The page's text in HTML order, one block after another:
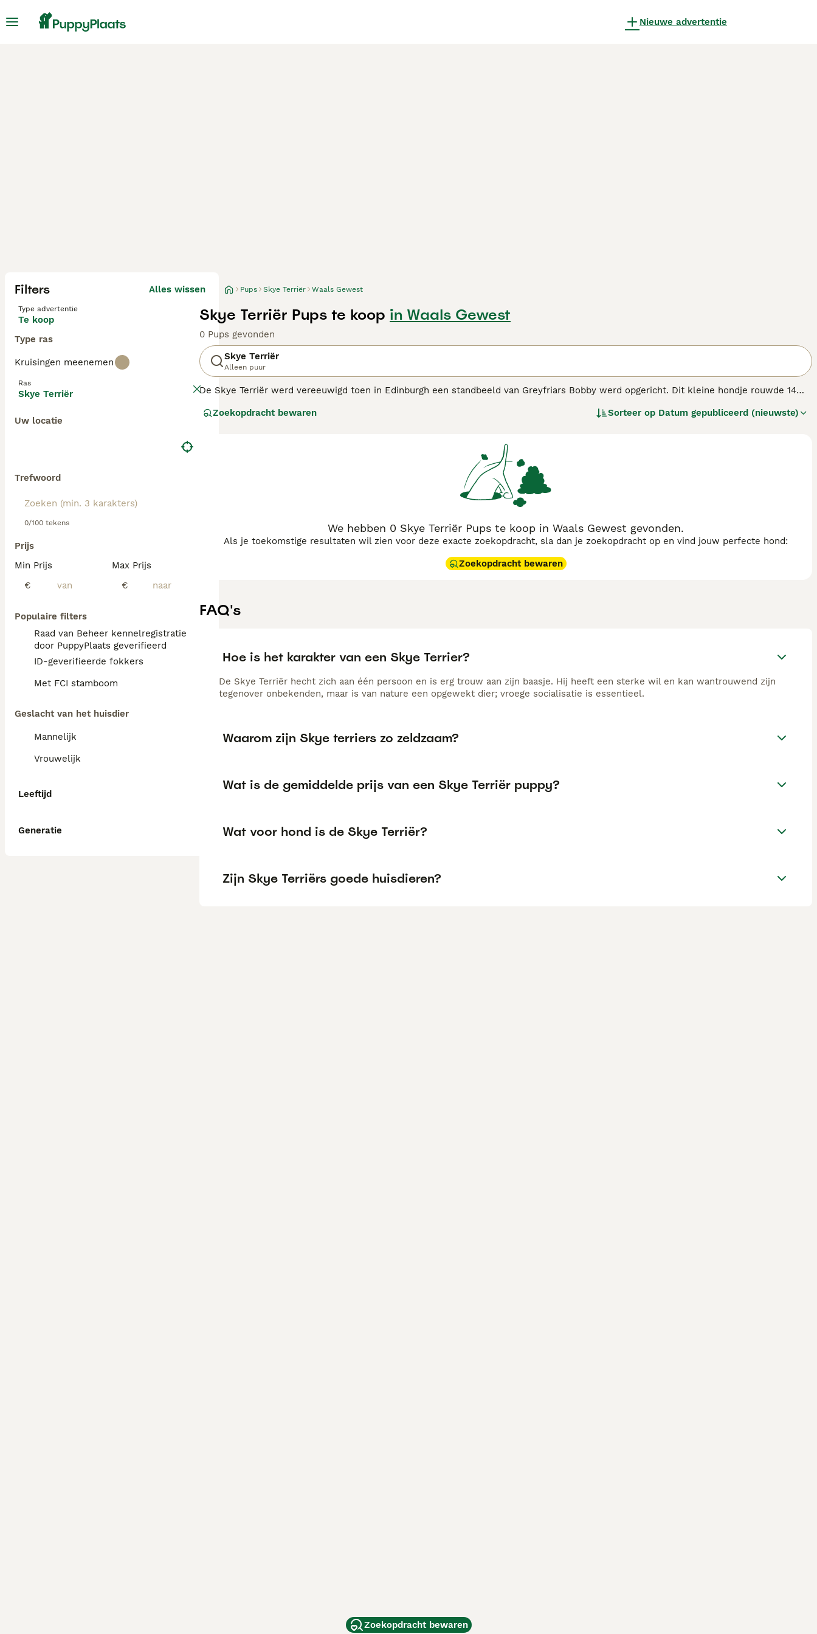
Nieuwe advertentie
Filters Alles wissen
Type advertentie
Te koop
Type ras
Kruisingen meenemen
Ras
Skye Terriër
Uw locatie
Trefwoord
0/100 tekens
Prijs
Min Prijs
€
Max Prijs
€
Populaire filters
Raad van Beheer kennelregistratie
door PuppyPlaats geverifieerd
ID-geverifieerde fokkers
Met FCI stamboom
Geslacht van het huisdier
Mannelijk
Vrouwelijk
Leeftijd
Generatie
Pups Skye Terriër Waals Gewest
Skye Terriër Pups te koop in Waals Gewest
0 Pups gevonden
Skye Terriër
Alleen puur
De Skye Terriër werd vereeuwigd toen in Edinburgh een standbeeld van Greyfriars Bobby werd opgericht. Dit kleine hondje rouwde 14
zijn. Helaas is hun aantal de laatste tijd afgenomen, waardoor ze op de lijst van bedreigde inheemse rassen zijn geplaatst.
Zoekopdracht bewaren Sorteer op Datum gepubliceerd (nieuwste)
We hebben 0 Skye Terriër Pups te koop in Waals Gewest gevonden.
Als je toekomstige resultaten wil zien voor deze exacte zoekopdracht, sla dan je zoekopdracht op en vind jouw perfecte hond:
Zoekopdracht bewaren
FAQ's
Hoe is het karakter van een Skye Terrier?
De Skye Terriër hecht zich aan één persoon en is erg trouw aan zijn baasje. Hij heeft een sterke wil en kan wantrouwend zijn
tegenover onbekenden, maar is van nature een opgewekt dier; vroege socialisatie is essentieel.
Waarom zijn Skye terriers zo zeldzaam?
Wat is de gemiddelde prijs van een Skye Terriër puppy?
Wat voor hond is de Skye Terriër?
Zijn Skye Terriërs goede huisdieren?
Zoekopdracht bewaren